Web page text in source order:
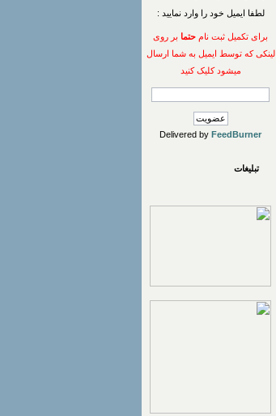
لطفا ایمیل خود را وارد نمایید :
برای تکمیل ثبت نام حتما بر روی
لینکی که توسط ایمیل به شما ارسال
میشود کلیک کنید
Delivered by FeedBurner
تبلیغات